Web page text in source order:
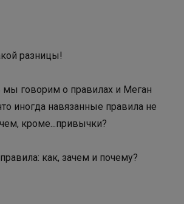
разницы!
мы говорим о правилах и Меган
иногда навязанные правила не
кроме...привычки?
как, зачем и почему?